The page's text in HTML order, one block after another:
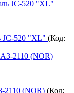
JC-520 "XL" (Код:
2110 (NOR) (Код: